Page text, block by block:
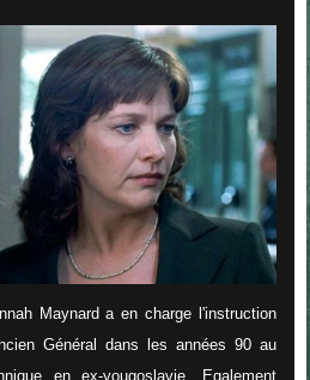
Maynard a en charge l'instruction
Général dans les années 90 au
en ex-yougoslavie. Egalement